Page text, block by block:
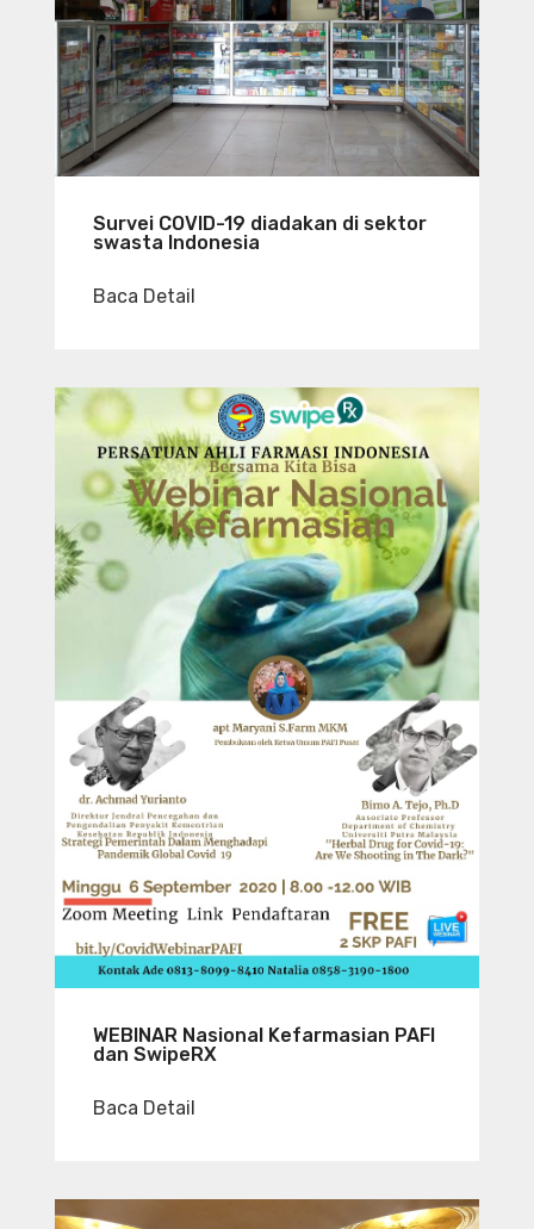
Survei COVID-19 diadakan di sektor
swasta Indonesia
Baca Detail
WEBINAR Nasional Kefarmasian PAFI
dan SwipeRX
Baca Detail